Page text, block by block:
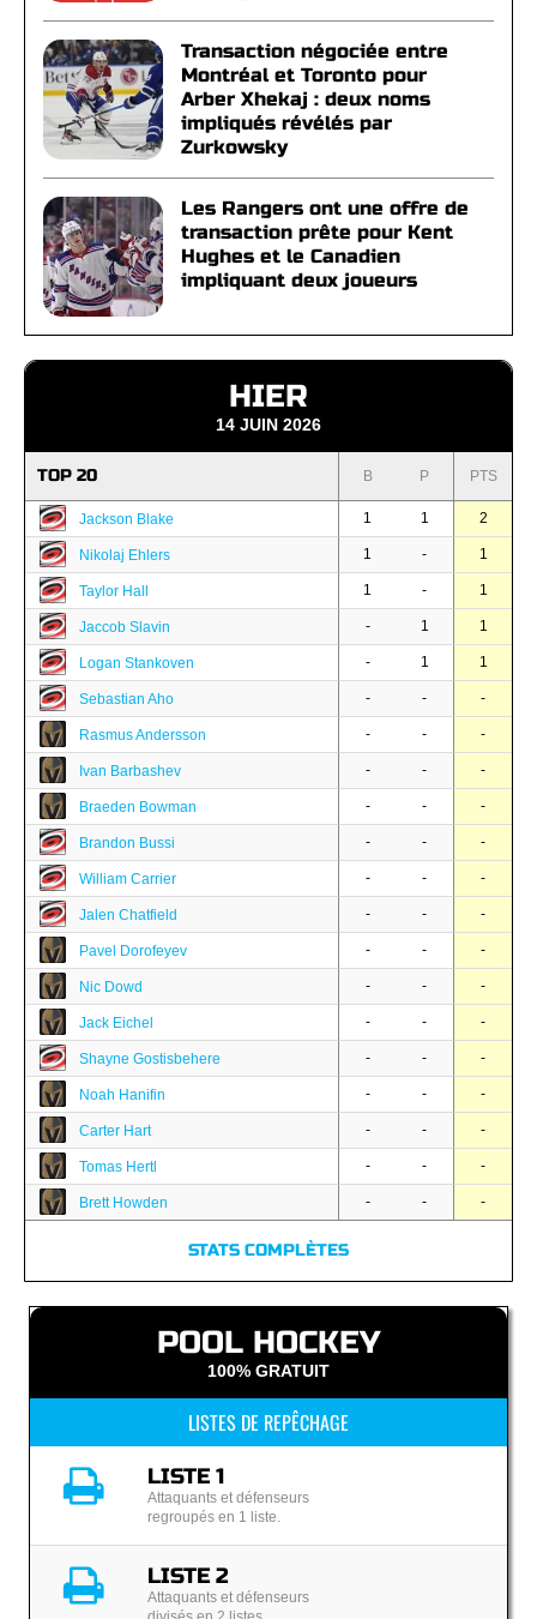
Transaction négociée entre
Montréal et Toronto pour
Arber Xhekaj : deux noms
impliqués révélés par
Zurkowsky
Les Rangers ont une offre de
transaction prête pour Kent
Hughes et le Canadien
impliquant deux joueurs
HIER
14 JUIN 2026
TOP 20 B P PTS
Jackson Blake 1 1 2
Nikolaj Ehlers 1 - 1
Taylor Hall 1 - 1
Jaccob Slavin - 1 1
Logan Stankoven - 1 1
Sebastian Aho - - -
Rasmus Andersson - - -
Ivan Barbashev - - -
Braeden Bowman - - -
Brandon Bussi - - -
William Carrier - - -
Jalen Chatfield - - -
Pavel Dorofeyev - - -
Nic Dowd - - -
Jack Eichel - - -
Shayne Gostisbehere - - -
Noah Hanifin - - -
Carter Hart - - -
Tomas Hertl - - -
Brett Howden - - -
STATS COMPLÈTES
POOL HOCKEY
100% GRATUIT
LISTES DE REPÊCHAGE
LISTE 1
Attaquants et défenseurs
regroupés en 1 liste.
LISTE 2
Attaquants et défenseurs